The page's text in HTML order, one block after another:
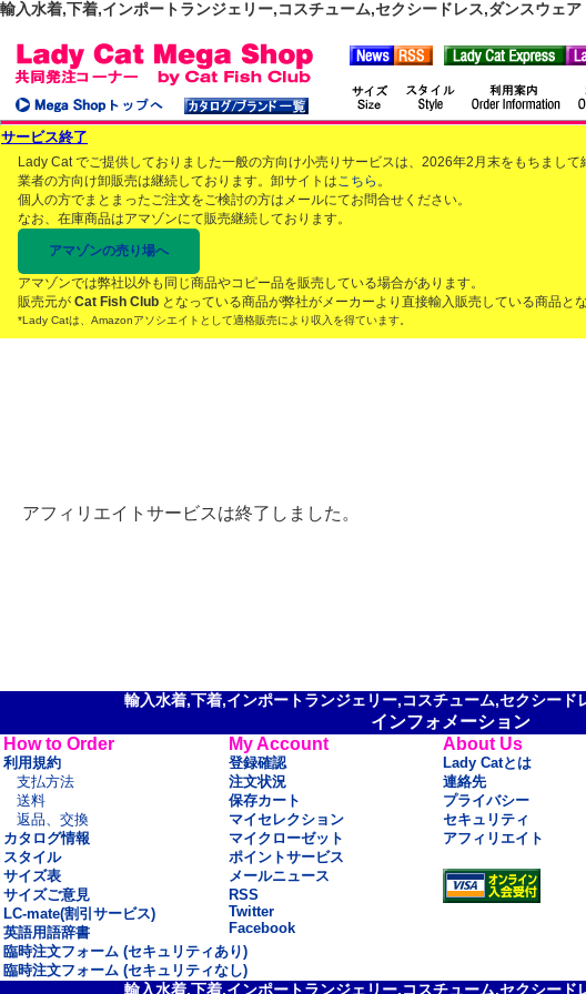
輸入水着,下着,インポートランジェリー,コスチューム,セクシードレス,ダンスウェ
サービス終了
Lady Cat でご提供しておりました一般の方向け小売りサービスは、2026年2月末をもちまして
業者の方向け卸販売は継続しております。卸サイトはこちら 。
個人の方でまとまったご注文をご検討の方はメールにてお問合せください。
なお、在庫商品はアマゾンにて販売継続しております。
アマゾンの売り場へ
アマゾンでは弊社以外も同じ商品やコピー品を販売している場合があります。
販売元が Cat Fish Club となっている商品が弊社がメーカーより直接輸入販売している商品とな
*Lady Catは、Amazonアソシエイトとして適格販売により収入を得ています。
アフィリエイトサービスは終了しました。
輸入水着,下着,インポートランジェリー,コスチューム,セクシー
インフォメーション
How to Order
利用規約
支払方法
送料
返品、交換
カタログ情報
スタイル
サイズ表
サイズご意見
LC-mate(割引サービス)
英語用語辞書
My Account
登録確認
注文状況
保存カート
マイセレクション
マイクローゼット
ポイントサービス
メールニュース
RSS
Twitter
Facebook
About Us
Lady Catとは
連絡先
プライバシー
セキュリティ
アフィリエイト
臨時注文フォーム (セキュリティあり)
臨時注文フォーム (セキュリティなし)
輸入水着,下着,インポートランジェリー,コスチューム,セクシー